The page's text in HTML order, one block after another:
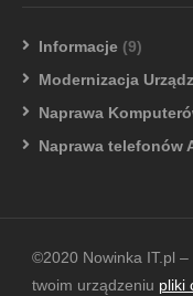
Informacje (9)
Modernizacja
Naprawa
Naprawa telefonów
©2020 Nowinka IT.pl
twoim urządzeniu pliki